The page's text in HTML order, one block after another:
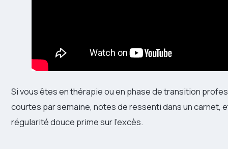
Si vous êtes en thérapie ou en phase de transition
courtes par semaine, notes de ressenti dans un carnet,
régularité douce prime sur l’excès.